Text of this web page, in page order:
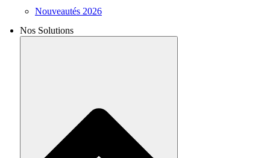
Nouveautés 2026
Nos Solutions